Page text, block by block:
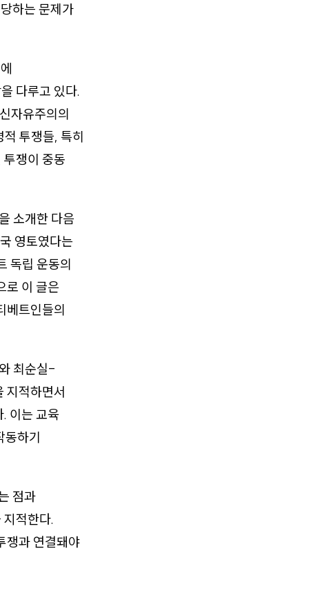
하는 문제가
다루고 있다.
자유주의의
투쟁들, 특히
쟁이 중동
소개한 다음
영토였다는
독립 운동의
로 이 글은
베트인들의
최순실-
지적하면서
이는 교육
동하기
점과
적한다.
쟁과 연결돼야